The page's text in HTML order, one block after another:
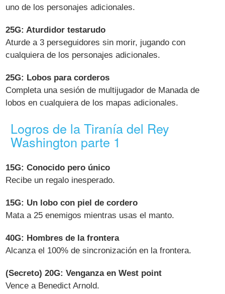
uno de los personajes adicionales.
25G: Aturdidor testarudo
Aturde a 3 perseguidores sin morir, jugando con
cualquiera de los personajes adicionales.
25G: Lobos para corderos
Completa una sesión de multijugador de Manada de
lobos en cualquiera de los mapas adicionales.
Logros de la Tiranía del Rey
Washington parte 1
15G: Conocido pero único
Recibe un regalo inesperado.
15G: Un lobo con piel de cordero
Mata a 25 enemigos mientras usas el manto.
40G: Hombres de la frontera
Alcanza el 100% de sincronización en la frontera.
(Secreto) 20G: Venganza en West point
Vence a Benedict Arnold.